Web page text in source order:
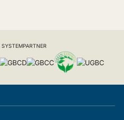
SYSTEMPARTNER